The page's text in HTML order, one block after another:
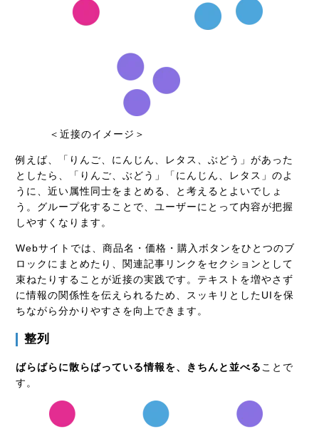
＜近接のイメージ＞
例えば、「りんご、にんじん、レタス、ぶどう」があった
としたら、「りんご、ぶどう」「にんじん、レタス」のよ
うに、近い属性同士をまとめる、と考えるとよいでしょ
う。グループ化することで、ユーザーにとって内容が把握
しやすくなります。
Webサイトでは、商品名・価格・購入ボタンをひとつのブ
ロックにまとめたり、関連記事リンクをセクションとして
束ねたりすることが近接の実践です。テキストを増やさず
に情報の関係性を伝えられるため、スッキリとしたUIを保
ちながら分かりやすさを向上できます。
整列
ばらばらに散らばっている情報を、きちんと並べる ことで
す。